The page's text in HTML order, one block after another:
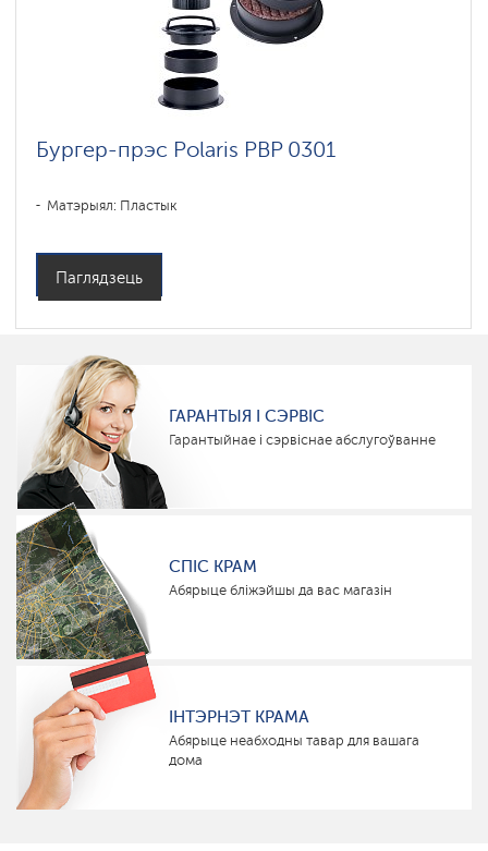
Бургер-прэс Polaris PBP 0301
Матэрыял: Пластык
Паглядзець
ГАРАНТЫЯ І СЭРВІС
Гарантыйнае і сэрвіснае абслугоўванне
СПІС КРАМ
Абярыце бліжэйшы да вас магазін
ІНТЭРНЭТ КРАМА
Абярыце неабходны тавар для вашага
дома